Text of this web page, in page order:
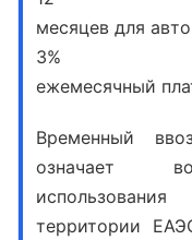
месяцев для
3%
ежемесячный
Временный
означает
территории